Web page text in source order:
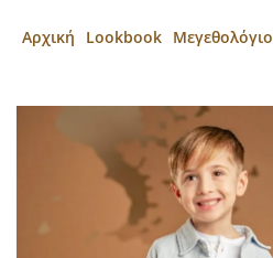
Αρχική Lookbook Μεγεθολόγιο